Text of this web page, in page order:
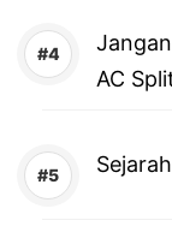
AC